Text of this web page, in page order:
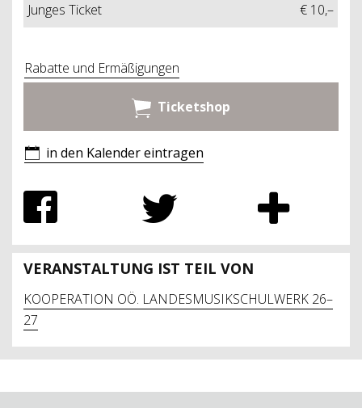
Junges Ticket
€ 10,–
Rabatte und Ermäßigungen
Ticketshop
in den Kalender eintragen
VERANSTALTUNG IST TEIL VON
KOOPERATION OÖ. LANDESMUSIKSCHULWERK 26–
27